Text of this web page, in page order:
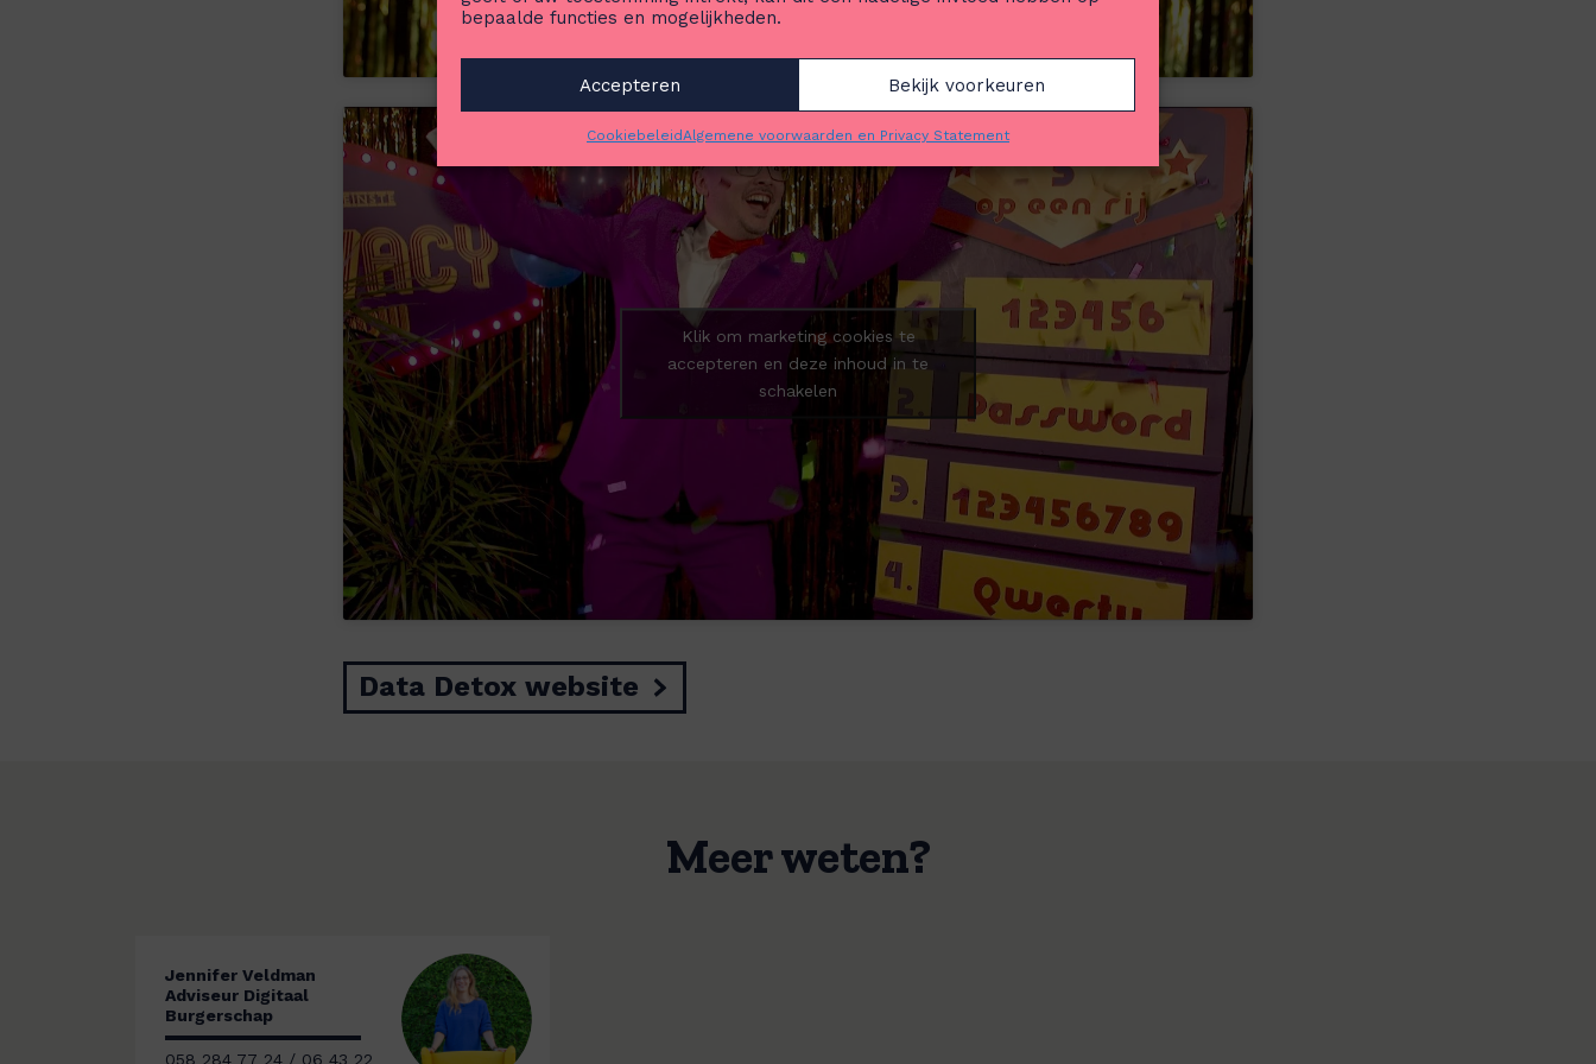
bepaalde functies en mogelijkheden.
Accepteren Bekijk voorkeuren
CookiebeleidAlgemene voorwaarden en Privacy Statement
Klik om marketing cookies te
accepteren en deze inhoud in te
schakelen
Data Detox website
Meer weten?
Jennifer Veldman
Adviseur Digitaal
Burgerschap
058 284 77 24 / 06 43 22